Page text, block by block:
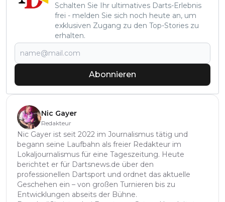
Schalten Sie Ihr ultimatives Darts-Erlebnis
frei - melden Sie sich noch heute an, um
exklusiven Zugang zu den Top-Stories zu
erhalten.
Abonnieren
Nic Gayer
Redakteur
Nic Gayer ist seit 2022 im Journalismus tätig und
begann seine Laufbahn als freier Redakteur im
Lokaljournalismus für eine Tageszeitung. Heute
berichtet er für Dartsnews.de über den
professionellen Dartsport und ordnet das aktuelle
Geschehen ein – von großen Turnieren bis zu
Entwicklungen abseits der Bühne.